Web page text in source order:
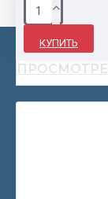
КУПИТЬ
НЕДАВНО